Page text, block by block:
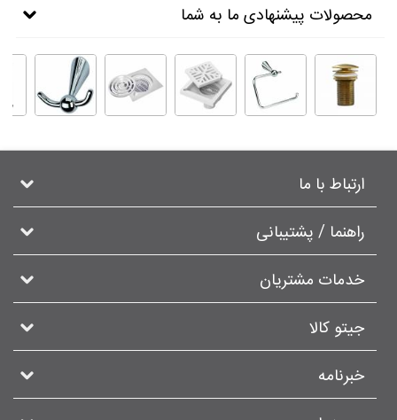
محصولات پیشنهادی ما به شما
ارتباط با ما
راهنما / پشتیبانی
خدمات مشتریان
جیتو کالا
خبرنامه